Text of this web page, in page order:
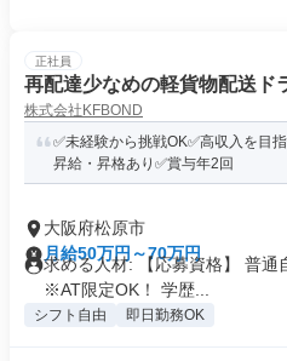
正社員
再配達少なめの軽貨物配送ド
株式会社KFBOND
✅未経験から挑戦OK✅高収入を目
昇給・昇格あり✅賞与年2回
大阪府松原市
月給50万円～70万円
求める人材: 【応募資格】 普通
※AT限定OK！ 学歴...
シフト自由 即日勤務OK